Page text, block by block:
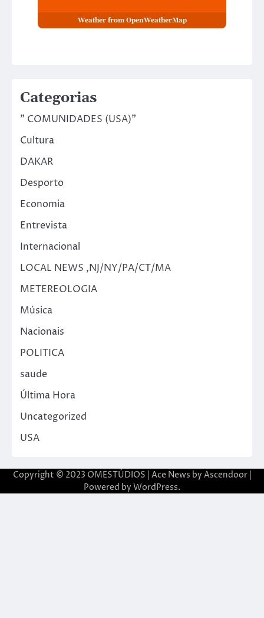
Weather from OpenWeatherMap
Categorias
" COMUNIDADES (USA)"
Cultura
DAKAR
Desporto
Economia
Entrevista
Internacional
LOCAL NEWS ,NJ/NY/PA/CT/MA
METEREOLOGIA
Música
Nacionais
POLITICA
saude
Última Hora
Uncategorized
USA
Copyright © 2023 OMESTÚDIOS | Ace News by Ascendoor|
Powered by WordPress.